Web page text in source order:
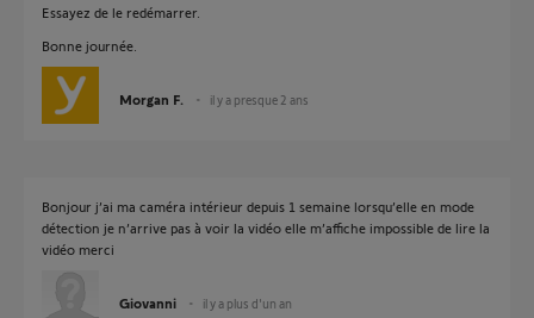
Essayez de le redémarrer.
Bonne journée.
Morgan F. il y a presque 2 ans
Bonjour j’ai ma caméra intérieur depuis 1 semaine lorsqu’elle en mode
détection je n’arrive pas à voir la vidéo elle m’affiche impossible de lire la
vidéo merci
Giovanni il y a plus d'un an